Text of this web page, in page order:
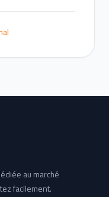
au marché
facilement.